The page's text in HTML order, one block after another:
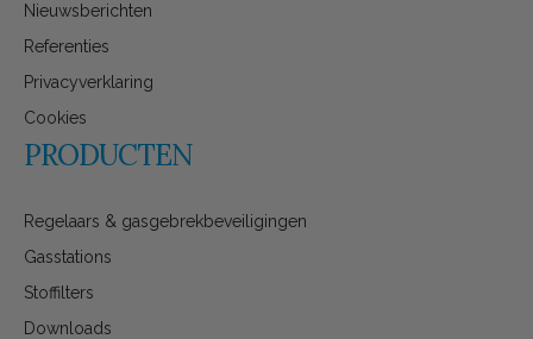
Nieuwsberichten
Referenties
Privacyverklaring
Cookies
PRODUCTEN
Regelaars & gasgebrekbeveiligingen
Gasstations
Stoffilters
Downloads